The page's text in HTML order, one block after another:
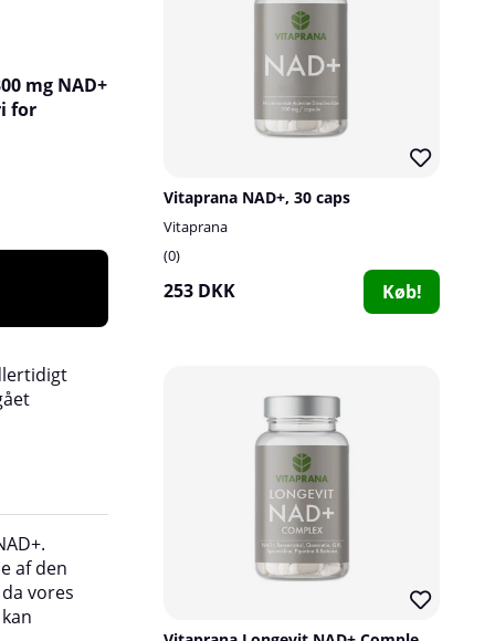
mg NAD+
for
Vitaprana NAD+, 30 caps
Vitaprana
0
253 DKK Køb!
af den
vores
Mavesyre indeholder saltsyre, som er
dette kan være en hindring for optagelsen af
næringsstoffer i den mad, vi spiser. NAD+ er
mavesyre og kan let nedbrydes i